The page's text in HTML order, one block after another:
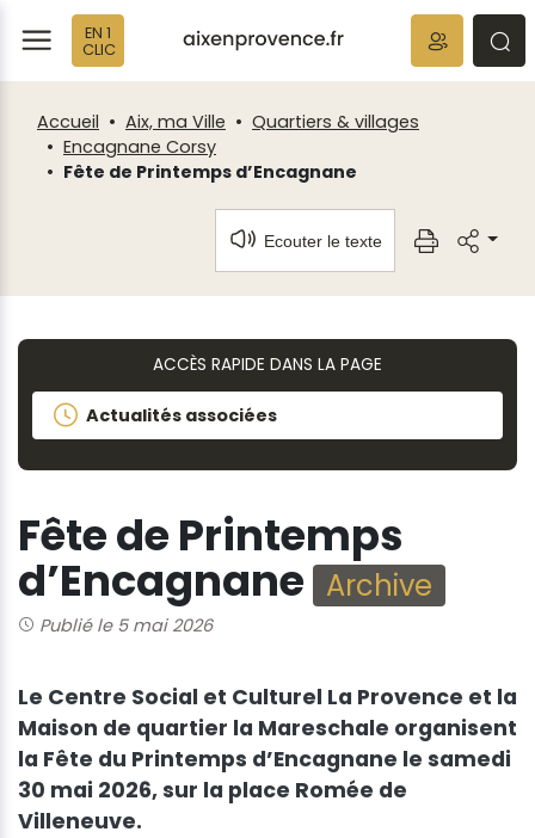
EN 1
CLIC
Accueil Aix, ma Ville
Quartiers & villages
Encagnane Corsy
Fête de Printemps d’Encagnane
Ecouter le texte
ACCÈS RAPIDE DANS LA PAGE
Actualités associées
Fête de Printemps
d’Encagnane Archive
Publié le 5 mai 2026
Le Centre Social et Culturel La Provence et la
Maison de quartier la Mareschale organisent
la Fête du Printemps d’Encagnane le samedi
30 mai 2026, sur la place Romée de
Villeneuve.
Fenêtre
de
chat
Panneau de gestion des cookies